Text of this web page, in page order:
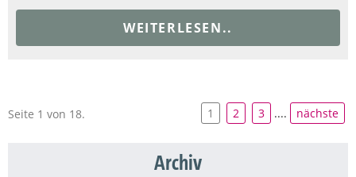
WEITERLESEN..
Seite 1 von 18. 1 2 3 .... nächste
Archiv